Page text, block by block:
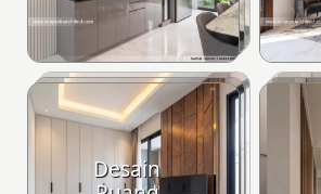
Desain